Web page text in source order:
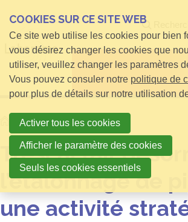
HomeNouvelles
Trescal fait
l’étalonnage de
une activité
COOKIES SUR CE SITE WEB
Ce site web utilise les cookies pour bien
vous désirez changer les cookies que
utiliser, veuillez changer les paramètres
Vous pouvez consuler notre politique de
pour plus de détails sur notre utilisation
Activer tous les cookies
Afficher le paramètre des cookies
Seuls les cookies essentiels